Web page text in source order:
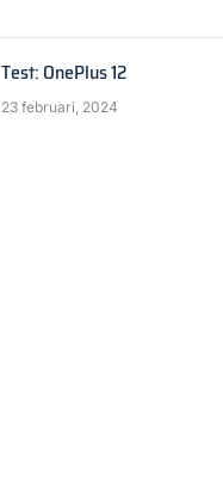
Test: OnePlus 12
23 februari, 2024